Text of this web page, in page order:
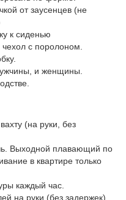
от заусенцев (не
к сиденью
с поролоном.
и женщины.
(на руки, без
Выходной плавающий по
в квартире только
каждый час.
на руки (без задержек)